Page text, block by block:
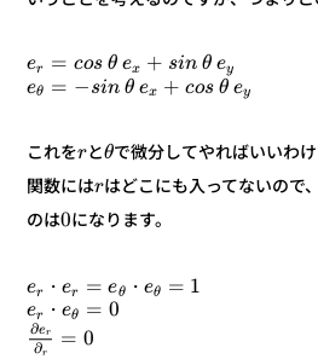
er = cos θ ex + sin θ ey
eθ = −sin θ ex + cos θ ey
これをrとθで微分してやればいいわ
関数にはrはどこにも入ってないので
のは0になります。
er ・er = eθ ・ eθ = 1
er ・eθ = 0
∂er
∂r
= 0